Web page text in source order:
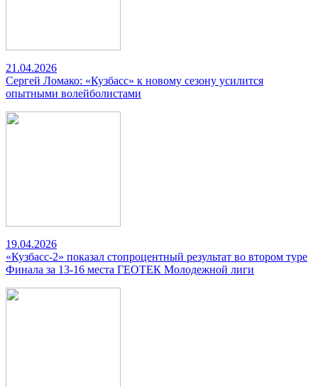
21.04.2026
Сергей Ломако: «Кузбасс» к новому сезону усилится
опытными волейболистами
19.04.2026
«Кузбасс-2» показал стопроцентный результат во втором туре
Финала за 13-16 места ГЕОТЕК Молодежной лиги